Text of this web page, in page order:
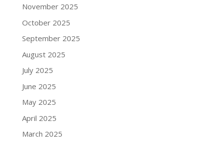
November 2025
October 2025
September 2025
August 2025
July 2025
June 2025
May 2025
April 2025
March 2025